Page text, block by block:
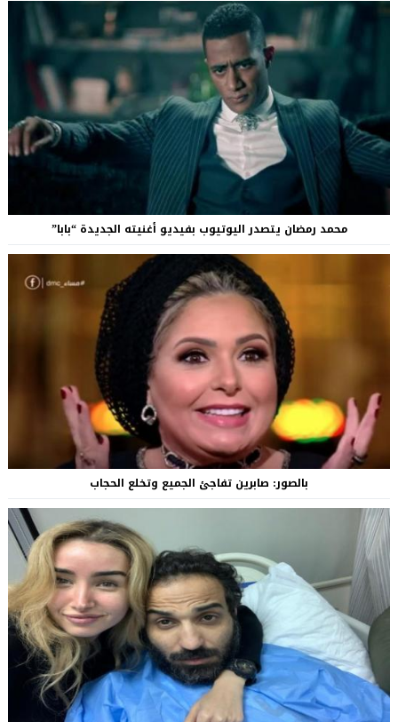
محمد رمضان يتصدر اليوتيوب بفيديو أغنيته الجديدة “بابا”
بالصور: صابرين تفاجئ الجميع وتخلع الحجاب